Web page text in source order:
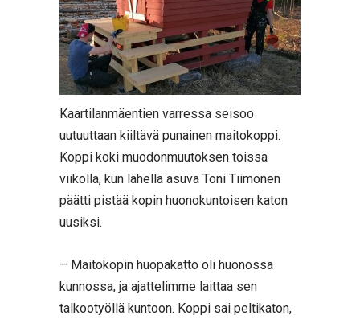
Kaartilanmäentien varressa seisoo
uutuuttaan kiiltävä punainen maitokoppi.
Koppi koki muodonmuutoksen toissa
viikolla, kun lähellä asuva Toni Tiimonen
päätti pistää kopin huonokuntoisen katon
uusiksi.
– Maitokopin huopakatto oli huonossa
kunnossa, ja ajattelimme laittaa sen
talkootyöllä kuntoon. Koppi sai peltikaton,